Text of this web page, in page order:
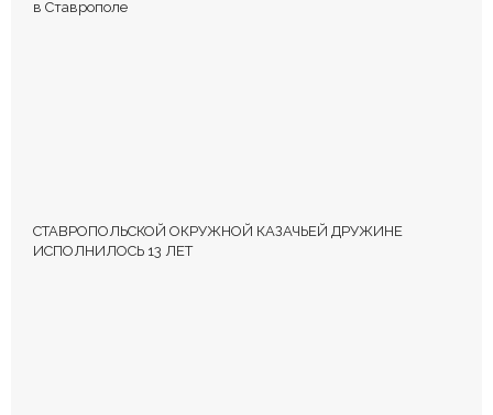
в Ставрополе
СТАВРОПОЛЬСКОЙ ОКРУЖНОЙ КАЗАЧЬЕЙ ДРУЖИНЕ
ИСПОЛНИЛОСЬ 13 ЛЕТ